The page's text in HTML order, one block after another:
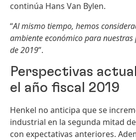
continúa Hans Van Bylen.
“Al mismo tiempo, hemos
ambiente económico para nuestras
de 2019”.
Perspectivas
el año fiscal 2019
Henkel no anticipa que se
industrial en la segunda mitad
con expectativas anteriores.